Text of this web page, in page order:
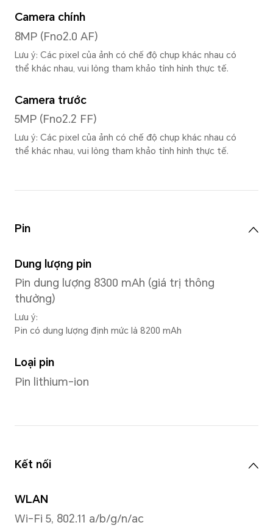
LCD
Độ phân giải
1504*2508
Tốc độ làm mới
Tốc độ làm mới tối đa 120Hz
1,07 tỷ màu sắc
Lưu ý: 1,07 tỷ màu đề cập đến độ
số kỹ thuật phần cứng 8 bit, 2 bit
toán phần mềm), số lượng màu có
1024 × 1024 loại, khoảng 1,07 tỷ.
Bộ xử lý